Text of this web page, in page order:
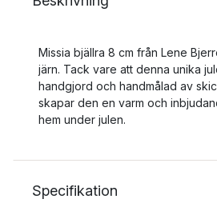
Missia bjällra 8 cm från Lene
järn. Tack vare att denna unika
handgjord och handmålad av
skapar den en varm och
hem under julen.
Specifikation